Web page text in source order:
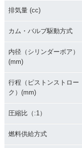
2012年 Bonneville
限定仕様
T100・特別・限定仕
排気量 (cc)
カム・バルブ駆動方式
内径（シリンダーボア）
(mm)
行程（ピストンストロー
ク）(mm)
圧縮比（:1）
燃料供給方式